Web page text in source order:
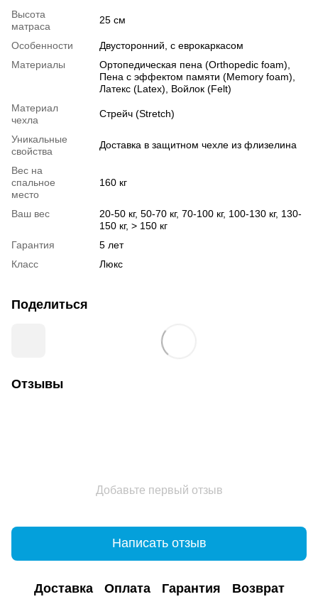
Высота
матраса
25 см
Особенности
Двусторонний, с еврокаркасом
Материалы
Ортопедическая пена (Orthopedic foam),
Пена с эффектом памяти (Memory foam),
Латекс (Latex), Войлок (Felt)
Материал
чехла
Стрейч (Stretch)
Уникальные
свойства
Доставка в защитном чехле из флизелина
Вес на
спальное
место
160 кг
Ваш вес
20-50 кг, 50-70 кг, 70-100 кг, 100-130 кг, 130-
150 кг, > 150 кг
Гарантия
5 лет
Класс
Люкс
Поделиться
Отзывы
Добавьте первый отзыв
Написать отзыв
Доставка Оплата Гарантия Возврат